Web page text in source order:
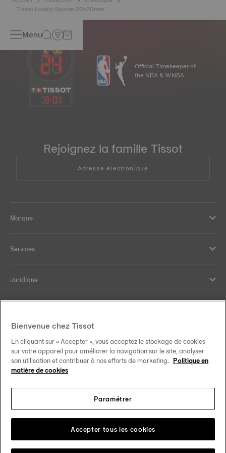
Tissot Lovely Square 20x20mm
Menu
13:01
Official Timekeeper of
the NBA & WNBA
Rejoignez la famille Tissot
Adresse électronique
Marque
Services
Juridique
Our commitments
Canada•Canada (Québec) Change country
Tissot Copyrights 2026
Bienvenue chez Tissot
En cliquant sur « Accepter », vous acceptez le stockage de cookies
sur votre appareil pour améliorer la navigation sur le site, analyser
son utilisation et contribuer à nos efforts de marketing. Politique en
matière de cookies
Paramétrer
Accepter tous les cookies